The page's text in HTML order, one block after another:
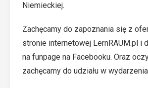
Niemieckiej.
Zachęcamy do zapoznania się z
stronie internetowej LernRAUM.pl i
na funpage na Facebooku. Oraz
zachęcamy do udziału w